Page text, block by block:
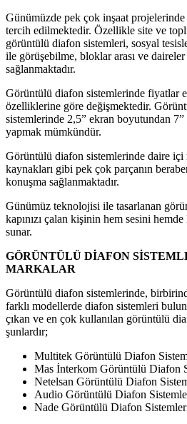
Günümüzde pek çok inşaat
tercih edilmektedir. Özellikle site ve
görüntülü diafon sistemleri, sosyal
ile görüşebilme, bloklar arası ve daireler
sağlanmaktadır.
Görüntülü diafon sistemlerinde fiyatlar
özelliklerine göre değişmektedir.
sistemlerinde 2,5” ekran boyutundan
yapmak mümkündür.
Görüntülü diafon sistemlerinde daire
kaynakları gibi pek çok parçanın
konuşma sağlanmaktadır.
Günümüz teknolojisi ile tasarlanan
kapınızı çalan kişinin hem sesini
sunar.
GÖRÜNTÜLÜ DİAFON
MARKALAR
Görüntülü diafon sistemlerinde,
farklı modellerde diafon sistemleri
çıkan ve en çok kullanılan görüntülü
şunlardır;
Multitek Görüntülü Diafon
Mas İnterkom Görüntülü Diafon
Netelsan Görüntülü Diafon
Audio Görüntülü Diafon
Nade Görüntülü Diafon